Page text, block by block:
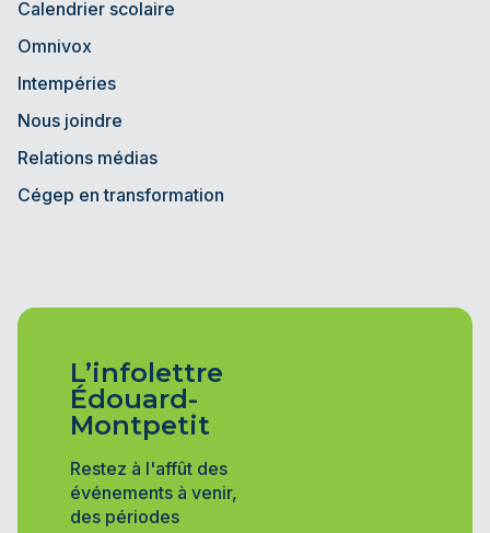
Calendrier scolaire
Omnivox
Intempéries
Nous joindre
Relations médias
Cégep en transformation
L’infolettre
Édouard-
Montpetit
Restez à l'affût des
événements à venir,
des périodes